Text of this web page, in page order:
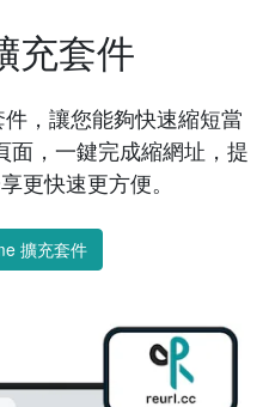
充套件
，讓您能夠快速縮短當
面，一鍵完成縮網址，提
更快速更方便。
擴充套件